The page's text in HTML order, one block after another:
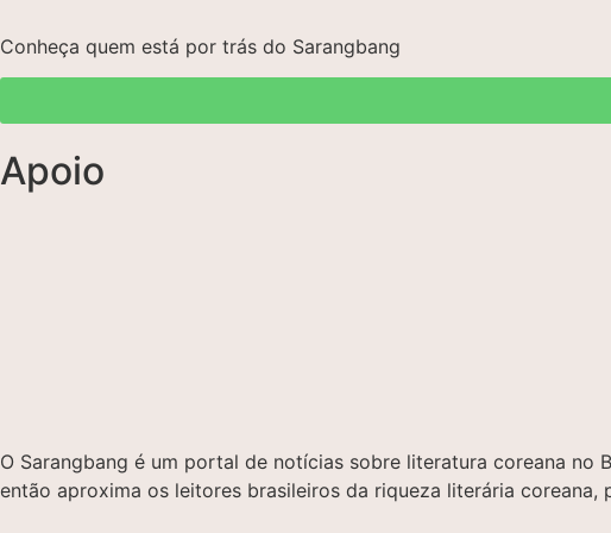
Conheça quem está por trás do Sarangbang
Apoio
O Sarangbang é um portal de notícias sobre literatura coreana
então aproxima os leitores brasileiros da riqueza literária